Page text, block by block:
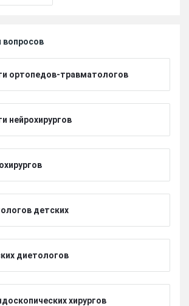
вопросов
ортопедов-травматологов
нейрохирургов
детских
диетологов
хирургов